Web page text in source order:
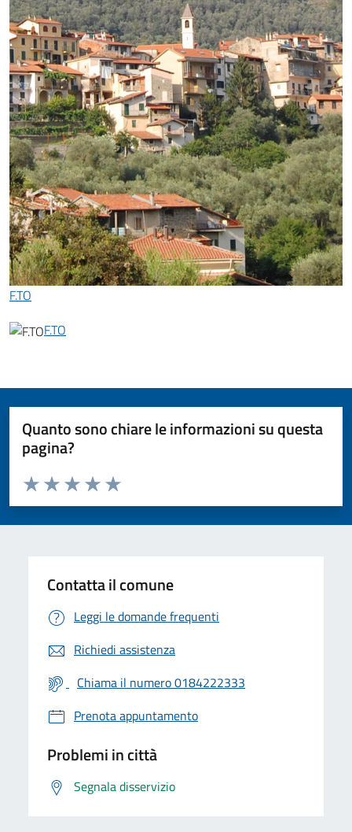
F.TO
F.TO
Quanto sono chiare le informazioni su questa
pagina?
Valuta da 1 a 5 stelle la pagina
Valuta 5 stelle su 5
Valuta 4 stelle su 5
Valuta 3 stelle su 5
Valuta 2 stelle su 5
Valuta 1 stelle su 5
Contatta il comune
Leggi le domande frequenti
Richiedi assistenza
Chiama il numero 0184222333
Prenota appuntamento
Problemi in città
Segnala disservizio